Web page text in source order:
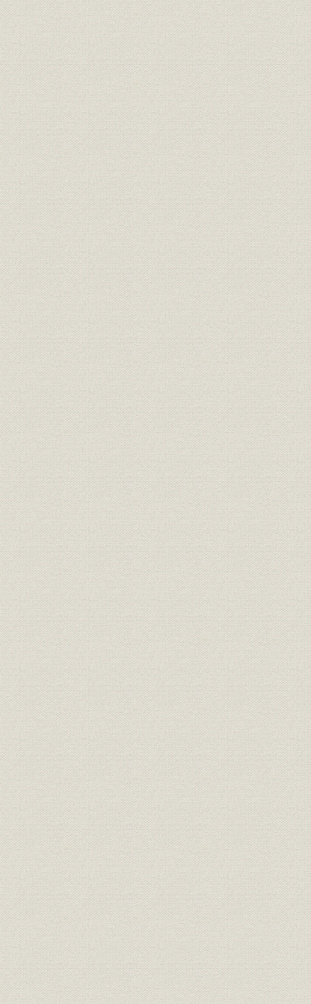
経営
第三十五期末現在被保険者年齢
分布表
経営 期別性別統計表
経営
第三十五期末現在契約種類別比
較統計表
経営 新契約月別統計表 明治35年~
経営 期別新契約統計表
経営 期別地方別新契約統計表
経営 新契約年齢別平均保険金額表
経営
最近十年間新契約職業別平均保
険金額表
経営 新契約年齢別期別統計表(男)
経営 新契約年齢別期別統計表(女)
経営 新契約期別性別統計表
経営 各期新契約種類別統計表
経営 最近十年間新契約種類別比較表
経営 最近十年間新契約職業別統計表
経営 契約異動一覧表(件数)
経営 契約異動一覧表(金額)
経営
契約期により分ちたる第二十五
期末及第三十五期末現在契約件
数
経営
契約期により分ちたる第二十五
期末及第三十五期末現在契約金
額
死亡率
予定死亡及実際死亡比較表(人
員)
死亡率
予定死亡及実際死亡比較表(金
額)
死亡率 未整頓総合死亡率
死亡率
未整頓選択死亡率(男子・契約件
数)
死亡率
未整頓選択死亡率(男子・保険金
額)
死亡率
未整頓選択死亡率(女子・契約件
数)
死亡率
未整頓選択死亡率(女子・保険金
額)
死亡率 未整頓五年截断死亡率
死亡率 整頓総合死亡率(男子)
死亡率
整頓選択及截断死亡率(男子・契
約件数)
死亡率
整頓選択及截断死亡率(男子・保
険金額)